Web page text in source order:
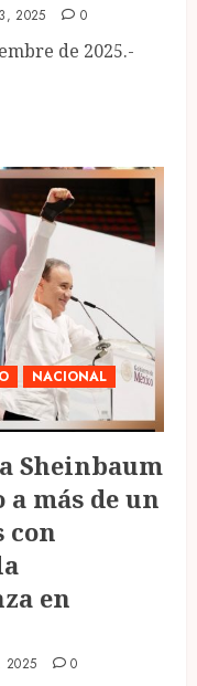
2025 0
de 2025.-
NACIONAL
Sheinbaum
más de un
con
en
2025 0